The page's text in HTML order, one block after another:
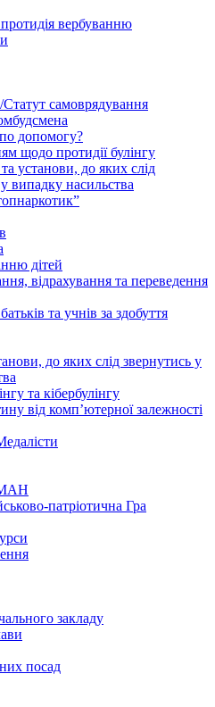
вербуванню
самоврядування
допомогу?
щодо протидії булінгу
та установи, до яких слід
випадку насильства
дітей
відрахування та переведення
та учнів за здобуття
до яких слід звернутись у
та кібербулінгу
від комп’ютерної залежності
МАН
патріотична Гра
закладу
посад